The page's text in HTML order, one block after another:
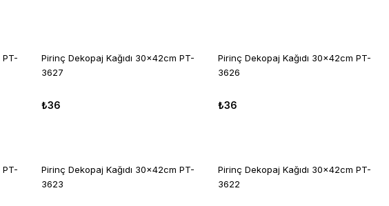
PT-
Pirinç Dekopaj Kağıdı 30x42cm PT-
3627
₺36
Pirinç Dekopaj Kağıdı 30x42cm PT-
3626
₺36
PT-
Pirinç Dekopaj Kağıdı 30x42cm PT-
3623
Pirinç Dekopaj Kağıdı 30x42cm PT-
3622